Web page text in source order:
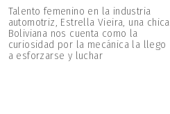
Talento femenino en la industria
automotriz, Estrella Vieira, una chica
Boliviana nos cuenta como la
curiosidad por la mecánica la llego
a esforzarse y luchar